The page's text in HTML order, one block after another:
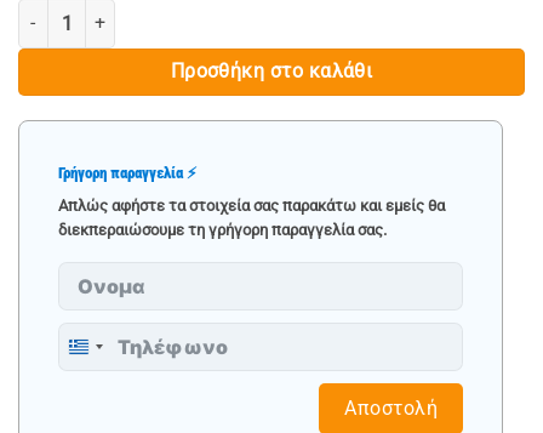
ΔΥΝΑΜΟΚΛΕΙΔΟ MAR-POL 1/4“ 5-25NM ποσότητα
Προσθήκη στο καλάθι
Γρήγορη παραγγελία ⚡
Απλώς αφήστε τα στοιχεία σας παρακάτω και εμείς θα
διεκπεραιώσουμε τη γρήγορη παραγγελία σας.
Greece
Αποστολή